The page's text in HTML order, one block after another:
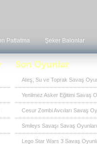
Patlatma Şeker Balonlar
Ateş, Su ve Toprak Savaş
Yenilmez Asker Eğitimi Savaş
Cesur Zombi Avcıları Savaş
Smileys Savaşı Savaş Oyunları
Lego Star Wars 3 Savaş